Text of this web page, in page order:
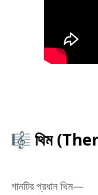
🎼 থিম
গানটির প্রধান থিম—